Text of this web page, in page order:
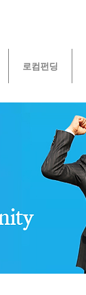
로컴펀딩